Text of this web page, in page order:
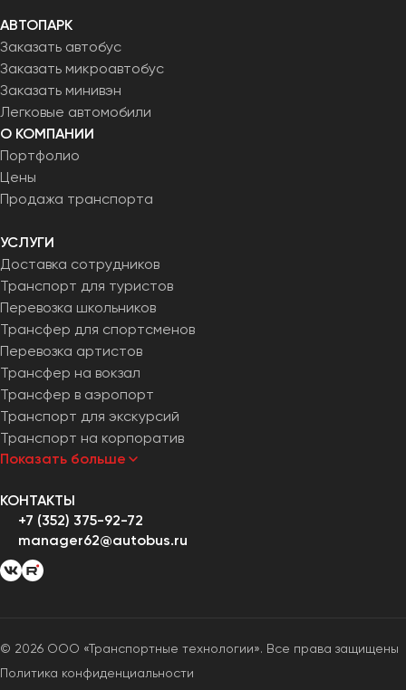
АВТОПАРК
Заказать автобус
Заказать микроавтобус
Заказать минивэн
Легковые автомобили
О КОМПАНИИ
Портфолио
Цены
Продажа транспорта
УСЛУГИ
Доставка сотрудников
Транспорт для туристов
Перевозка школьников
Трансфер для спортсменов
Перевозка артистов
Трансфер на вокзал
Трансфер в аэропорт
Транспорт для экскурсий
Транспорт на корпоратив
Показать больше
КОНТАКТЫ
+7 (352) 375-92-72
manager62@autobus.ru
© 2026 ООО «Транспортные технологии». Все права защищены
Политика конфиденциальности
Тюмень
Улан-Удэ
Феодосия
Чебоксары
Челябинск
Якутск
Ялта
Ярославль